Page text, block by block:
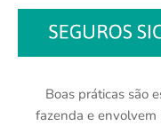
Boas práticas são
fazenda e